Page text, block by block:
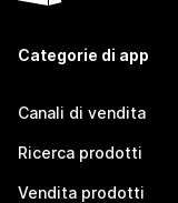
Categorie di app
Canali di vendita
Ricerca prodotti
Vendita prodotti